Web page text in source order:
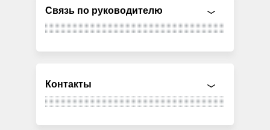
Связь по руководителю
Контакты